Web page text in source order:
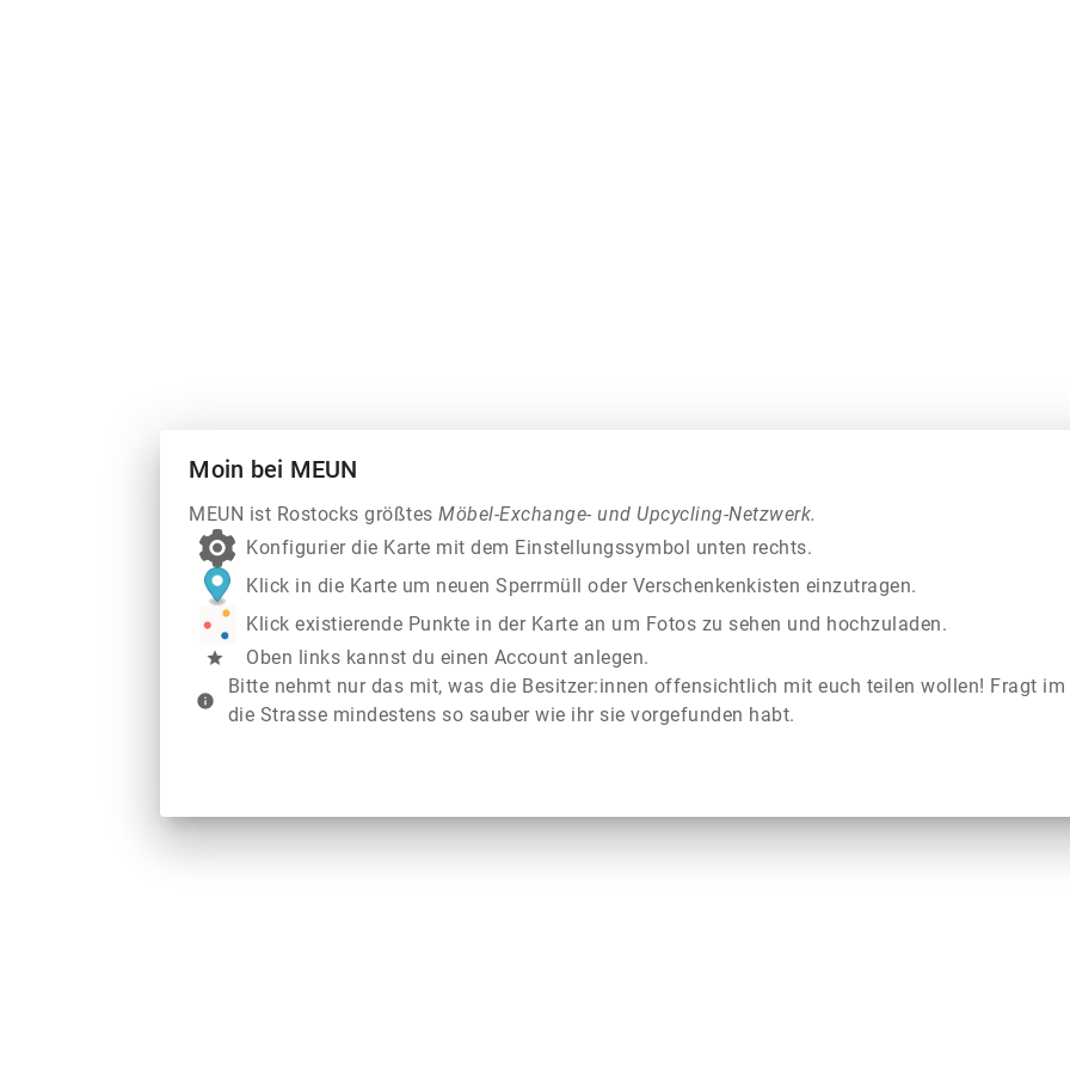
Moin bei MEUN
MEUN ist Rostocks größtesMöbel-Exchange- und Upcycling-Netzwerk.
Konfigurier die Karte mit dem Einstellungssymbol unten rechts.
Klick in die Karte um neuen Sperrmüll oder Verschenkenkisten einzutragen.
Klick existierende Punkte in der Karte an um Fotos zu sehen und hochzuladen.
star Oben links kannst du einen Account anlegen.
info
Bitte nehmt nur das mit, was die Besitzer:innen offensichtlich mit euch teilen wollen! Fragt
die Strasse mindestens so sauber wie ihr sie vorgefunden habt.